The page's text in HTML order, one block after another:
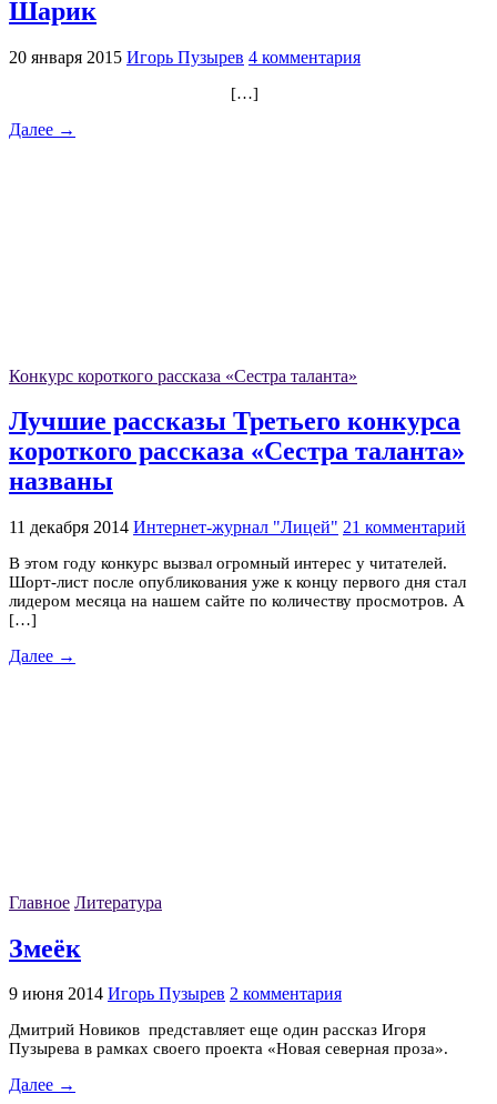
Шарик
20 января 2015 Игорь Пузырев 4 комментария
[…]
Далее →
Конкурс короткого рассказа «Сестра таланта»
Лучшие рассказы Третьего конкурса
короткого рассказа «Сестра таланта»
названы
11 декабря 2014 Интернет-журнал "Лицей" 21 комментарий
В этом году конкурс вызвал огромный интерес у читателей.
Шорт-лист после опубликования уже к концу первого дня стал
лидером месяца на нашем сайте по количеству просмотров. А
[…]
Далее →
Главное Литература
Змеёк
9 июня 2014 Игорь Пузырев 2 комментария
Дмитрий Новиков представляет еще один рассказ Игоря
Пузырева в рамках своего проекта «Новая северная проза».
Далее →